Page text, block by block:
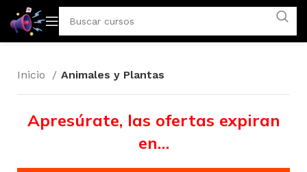
Inicio Animales y Plantas
Apresúrate, las ofertas expiran
en…